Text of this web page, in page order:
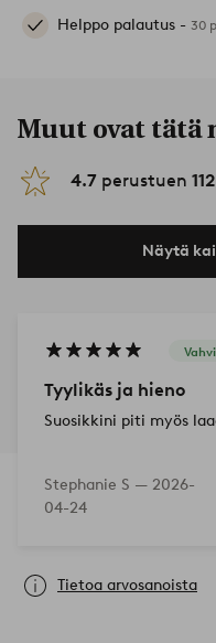
Helppo palautus - 30
Muut ovat tätä
4.7 perustuen 112
Näytä
Tyylikäs ja hieno
Suosikkini piti myös
Stephanie S — 2026-
04-24
Tietoa arvosanoista